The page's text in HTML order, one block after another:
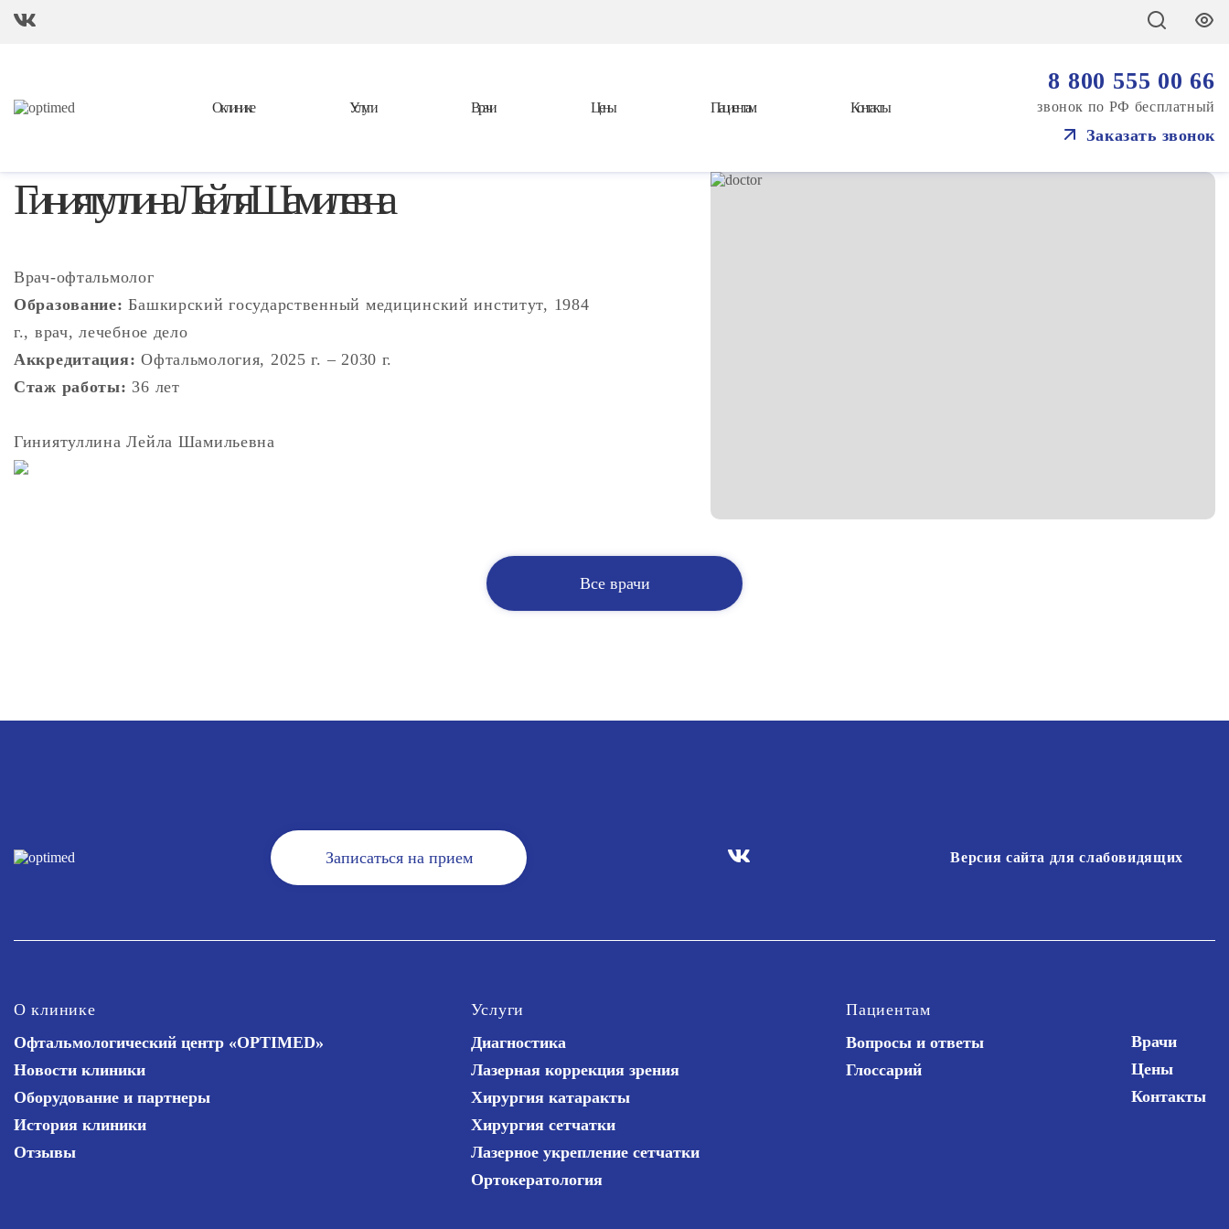
О клинике Услуги Врачи Цены Пациентам Контакты
8 800 555 00 66
звонок по РФ бесплатный
Заказать звонок
Гиниятуллина Лейля Шамилевна
Врач-офтальмолог
Образование:Башкирский государственный медицинский институт, 1984
г., врач, лечебное дело
Аккредитация: Офтальмология, 2025 г. – 2030 г.
Стаж работы: 36 лет
Гиниятуллина Лейла Шамильевна
Все врачи
Записаться на прием Версия сайта для слабовидящих
О клинике
Офтальмологический центр «OPTIMED»
Новости клиники
Оборудование и партнеры
История клиники
Отзывы
Услуги
Диагностика
Лазерная коррекция зрения
Хирургия катаракты
Хирургия сетчатки
Лазерное укрепление сетчатки
Ортокератология
Пациентам
Вопросы и ответы
Глоссарий
Врачи
Цены
Контакты